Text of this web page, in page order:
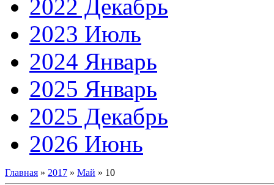
2022 Декабрь
2023 Июль
2024 Январь
2025 Январь
2025 Декабрь
2026 Июнь
Главная » 2017 » Май » 10